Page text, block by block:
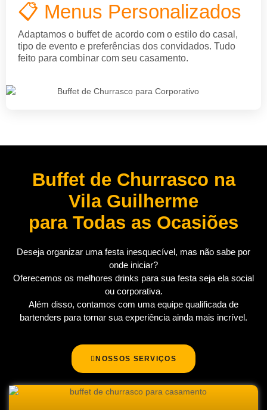
📋 Menus Personalizados
Adaptamos o buffet de acordo com o estilo do casal,
tipo de evento e preferências dos convidados. Tudo
feito para combinar com seu casamento.
Buffet de Churrasco na
Vila Guilherme
para Todas as Ocasiões
Deseja organizar uma festa inesquecível, mas não sabe por
onde iniciar?
Oferecemos os melhores drinks para sua festa seja ela social
ou corporativa.
Além disso, contamos com uma equipe qualificada de
bartenders para tornar sua experiência ainda mais incrível.
NOSSOS SERVIÇOS